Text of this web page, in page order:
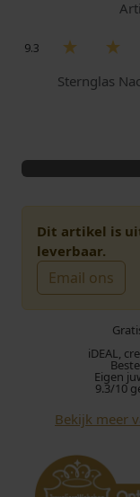
9.3
Sternglas
Dit artikel is
leverbaar.
Email ons
iDEAL,
Eigen
9.3/10
Bekijk meer